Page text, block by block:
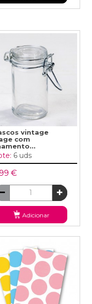
vintage
com
6 uds
€
Adicionar